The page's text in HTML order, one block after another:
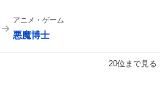
アニメ・ゲーム
悪魔博士
20位まで見る